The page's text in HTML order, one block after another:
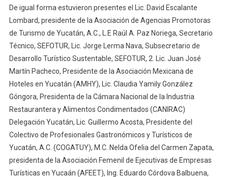
De igual forma estuvieron presentes el Lic. David Escalante
Lombard, presidente de la Asociación de Agencias Promotoras
de Turismo de Yucatán, A.C., L.E Raúl A. Paz Noriega, Secretario
Técnico, SEFOTUR, Lic. Jorge Lerma Nava, Subsecretario de
Desarrollo Turístico Sustentable, SEFOTUR, 2. Lic. Juan José
Martín Pacheco, Presidente de la Asociación Mexicana de
Hoteles en Yucatán (AMHY), Lic. Claudia Yamily González
Góngora, Presidenta de la Cámara Nacional de la Industria
Restaurantera y Alimentos Condimentados (CANIRAC)
Delegación Yucatán, Lic. Guillermo Acosta, Presidente del
Colectivo de Profesionales Gastronómicos y Turísticos de
Yucatán, A.C. (COGATUY), M.C. Nelda Ofelia del Carmen Zapata,
presidenta de la Asociación Femenil de Ejecutivas de Empresas
Turísticas en Yucaán (AFEET), Ing. Eduardo Córdova Balbuena,